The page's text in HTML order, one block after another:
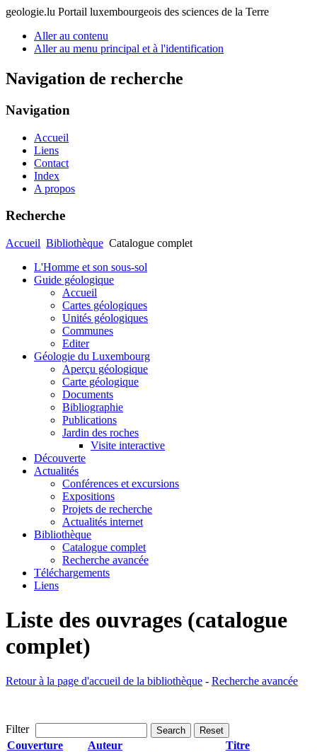
geologie.lu Portail luxembourgeois des sciences de la Terre
Aller au contenu
Aller au menu principal et à l'identification
Navigation de recherche
Navigation
Accueil
Liens
Contact
Index
A propos
Recherche
Accueil Bibliothèque Catalogue complet
L'Homme et son sous-sol
Guide géologique
Accueil
Cartes géologiques
Unités géologiques
Communes
Editer
Géologie du Luxembourg
Aperçu géologique
Carte géologique
Documents
Bibliographie
Publications
Jardin des roches
Visite interactive
Découverte
Actualités
Conférences et excursions
Expositions
Projets de recherche
Actualités internet
Bibliothèque
Catalogue complet
Recherche avancée
Téléchargements
Liens
Liste des ouvrages (catalogue
complet)
Retour à la page d'accueil de la bibliothèque - Recherche avancée
Filter Search Reset
Couverture Auteur
Titre